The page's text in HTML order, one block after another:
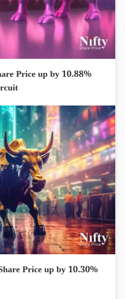
Price up by 10.88%
Price up by 10.30%